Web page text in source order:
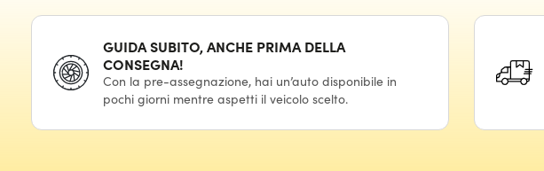
GUIDA SUBITO, ANCHE PRIMA DELLA
CONSEGNA!
Con la pre-assegnazione, hai un’auto disponibile in
pochi giorni mentre aspetti il veicolo scelto.